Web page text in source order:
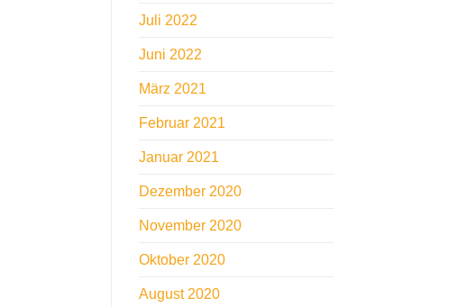
Juli 2022
Juni 2022
März 2021
Februar 2021
Januar 2021
Dezember 2020
November 2020
Oktober 2020
August 2020